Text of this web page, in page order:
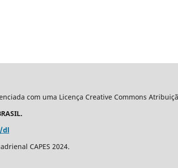
com uma Licença Creative Commons
dl
CAPES 2024.